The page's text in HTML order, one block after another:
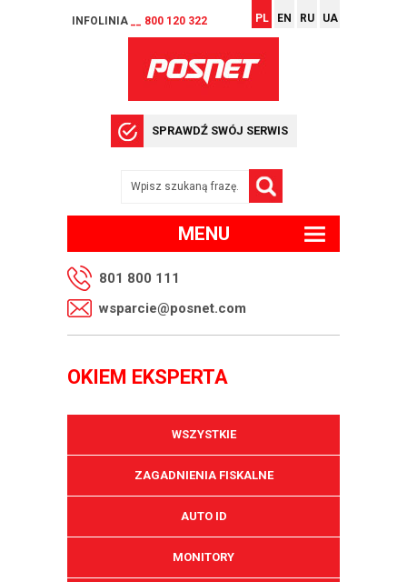
INFOLINIA __ 800 120 322 PL EN RU UA
SPRAWDŹ SWÓJ SERWIS
MENU
801 800 111
wsparcie@posnet.com
OKIEM EKSPERTA
WSZYSTKIE
ZAGADNIENIA FISKALNE
AUTO ID
MONITORY